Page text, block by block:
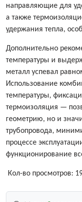
направляющие для
а также
удержания тепла,
Дополнительно
температуры и
металл успевал
Использование
температуры,
термоизоляция —
геометрию, но и
трубопровода,
процессе
функционирование
Кол-во просмотров: